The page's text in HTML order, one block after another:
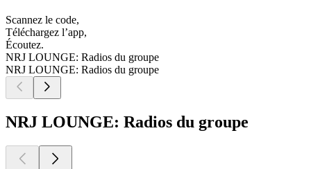
Scannez le code,
Téléchargez l’app,
Écoutez.
NRJ LOUNGE: Radios du groupe
NRJ LOUNGE: Radios du groupe
NRJ LOUNGE: Radios du groupe